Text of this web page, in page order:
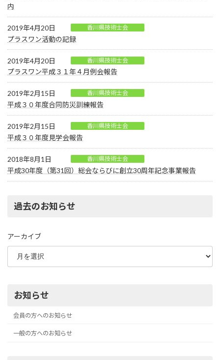
内
2019年4月20日 香川県技術士会
プラスワン活動の記録
2019年4月20日 香川県技術士会
プラスワン平成３１年４月例会報告
2019年2月15日 香川県技術士会
平成３０年度合同防災訓練報告
2019年2月15日 香川県技術士会
平成３０年度見学会報告
2018年8月1日 香川県技術士会
平成30年度（第31回）総会ならびに創立30周年記念事業報告
過去のお知らせ
アーカイブ
お知らせ
会員の方へのお知らせ
一般の方へのお知らせ